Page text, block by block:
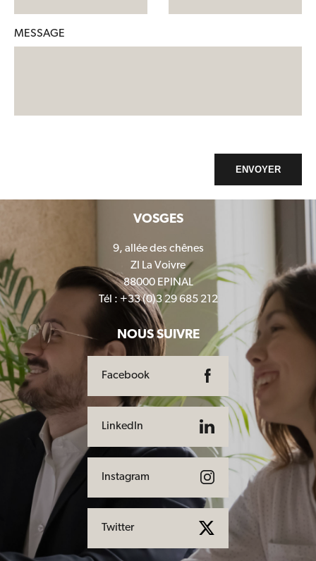
MESSAGE
ENVOYER
VOSGES
9, allée des chênes
ZI La Voivre
88000 EPINAL
Tél : +33 (0)3 29 685 212
NOUS SUIVRE
Facebook
LinkedIn
Instagram
Twitter